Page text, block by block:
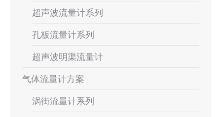
超声波流量计系列
孔板流量计系列
超声波明渠流量计
气体流量计方案
涡街流量计系列